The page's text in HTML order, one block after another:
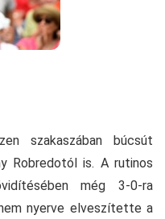
szakaszában búcsút
Robredotól is. A rutinos
még 3-0-ra
nyerve elveszítette a